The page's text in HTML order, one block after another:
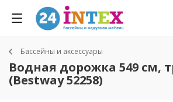
Бассейны и аксессуары
Водная дорожка 549 см,
(Bestway 52258)